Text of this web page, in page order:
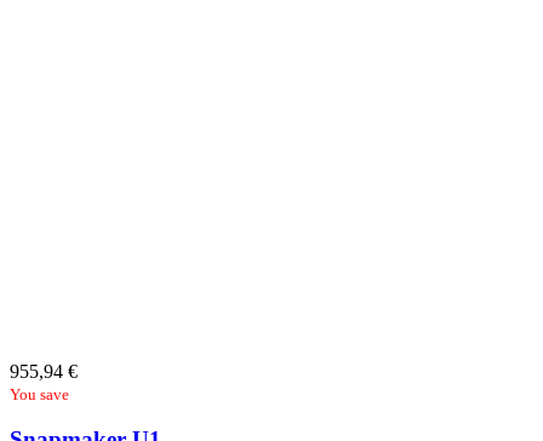
955,94 €
You save